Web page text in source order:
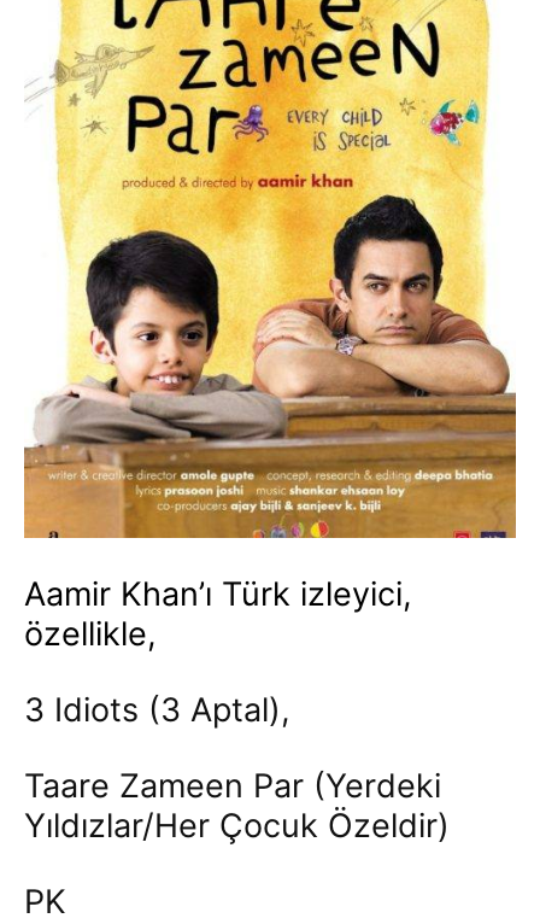
Aamir Khan’ı Türk izleyici,
özellikle,
3 Idiots (3 Aptal),
Taare Zameen Par (Yerdeki
Yıldızlar/Her Çocuk Özeldir)
PK